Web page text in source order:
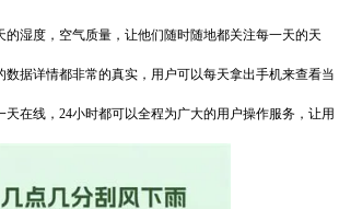
的湿度，空气质量，让他们随时随地都关注每一天的天
数据详情都非常的真实，用户可以每天拿出手机来查看当
在线，24小时都可以全程为广大的用户操作服务，让用